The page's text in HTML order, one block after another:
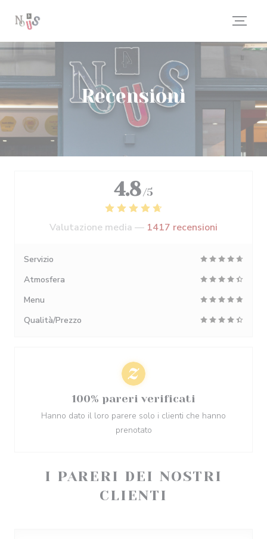
Recensioni
I PARERI DEI NOSTRI
CLIENTI
4.8 /5
Valutazione media — 1417 recensioni
Servizio
Atmosfera
Menu
Qualità/Prezzo
100% pareri verificati
Hanno dato il loro parere solo i clienti che hanno
prenotato